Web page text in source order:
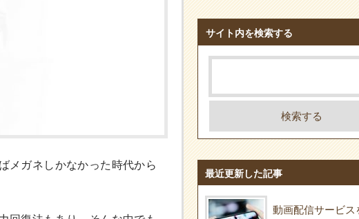
メガネしかなかった時代から
サイト内を検索する
最近更新した記事
動画配信サービス